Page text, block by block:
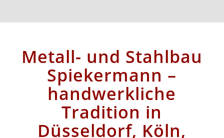
Metall- und Stahlbau
Spiekermann –
handwerkliche
Tradition in
Düsseldorf, Köln,